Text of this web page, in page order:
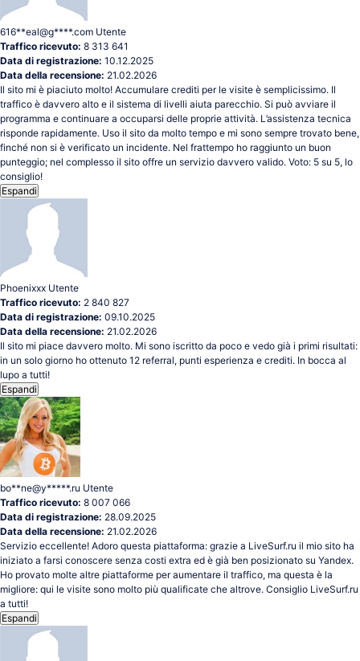
616**eal@g****.com Utente
Traffico ricevuto: 8 313 641
Data di registrazione: 10.12.2025
Data della recensione: 21.02.2026
Il sito mi è piaciuto molto! Accumulare crediti per le visite è semplicissimo. Il
traffico è davvero alto e il sistema di livelli aiuta parecchio. Si può avviare il
programma e continuare a occuparsi delle proprie attività. L’assistenza tecnica
risponde rapidamente. Uso il sito da molto tempo e mi sono sempre trovato bene,
finché non si è verificato un incidente. Nel frattempo ho raggiunto un buon
punteggio; nel complesso il sito offre un servizio davvero valido. Voto: 5 su 5, lo
consiglio!
Espandi
Phoenixxx Utente
Traffico ricevuto: 2 840 827
Data di registrazione: 09.10.2025
Data della recensione: 21.02.2026
Il sito mi piace davvero molto. Mi sono iscritto da poco e vedo già i primi risultati:
in un solo giorno ho ottenuto 12 referral, punti esperienza e crediti. In bocca al
lupo a tutti!
Espandi
bo**ne@y*****.ru Utente
Traffico ricevuto: 8 007 066
Data di registrazione: 28.09.2025
Data della recensione: 21.02.2026
Servizio eccellente! Adoro questa piattaforma: grazie a LiveSurf.ru il mio sito ha
iniziato a farsi conoscere senza costi extra ed è già ben posizionato su Yandex.
Ho provato molte altre piattaforme per aumentare il traffico, ma questa è la
migliore: qui le visite sono molto più qualificate che altrove. Consiglio LiveSurf.ru
a tutti!
Espandi